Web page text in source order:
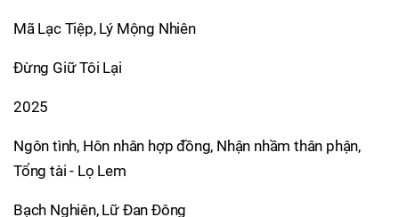
Mã Lạc Tiệp, Lý Mộng Nhiên
Đừng Giữ Tôi Lại
2025
Ngôn tình, Hôn nhân hợp đồng, Nhận nhầm thân phận,
Tổng tài - Lọ Lem
Bạch Nghiên, Lữ Đan Đông